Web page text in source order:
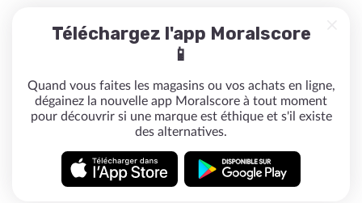
Téléchargez l'app Moralscore
📱
Quand vous faites les magasins ou vos achats en ligne,
dégainez la nouvelle app Moralscore à tout moment
pour découvrir si une marque est éthique et s'il existe
des alternatives.